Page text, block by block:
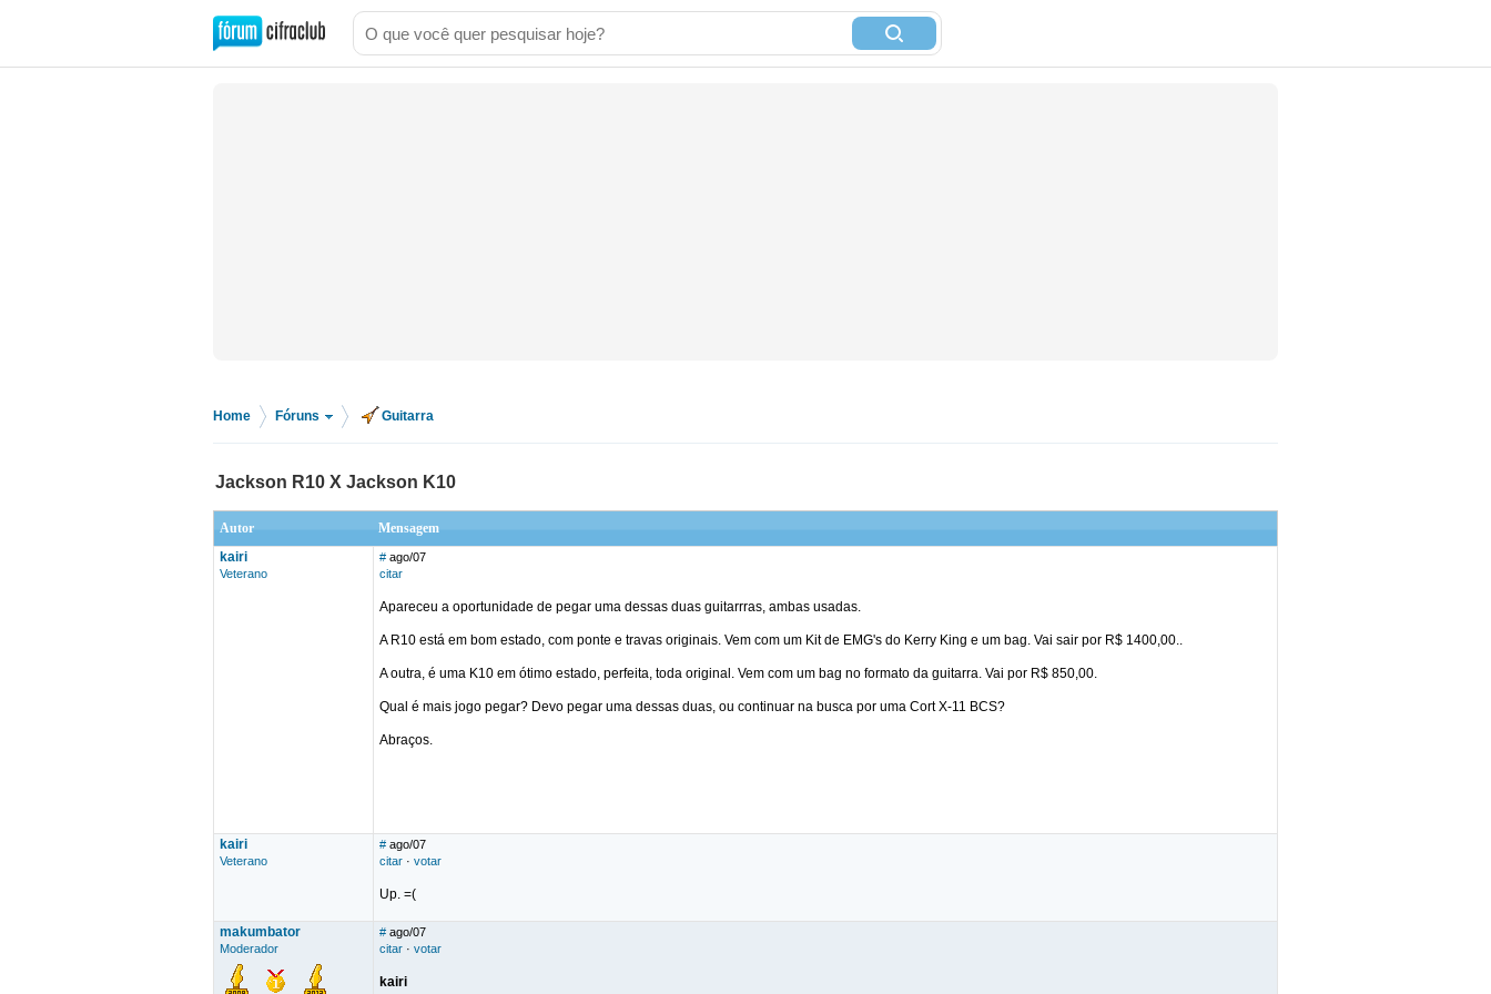
Home Fóruns Guitarra
Jackson R10 X Jackson K10
Autor
Mensagem
kairi
Veterano
# ago/07
citar
Apareceu a oportunidade de pegar uma dessas duas guitarrras, ambas usadas.
A R10 está em bom estado, com ponte e travas originais. Vem com um Kit de EMG's do Kerry King e um bag. Vai sair por R$ 1400,00..
A outra, é uma K10 em ótimo estado, perfeita, toda original. Vem com um bag no formato da guitarra. Vai por R$ 850,00.
Qual é mais jogo pegar? Devo pegar uma dessas duas, ou continuar na busca por uma Cort X-11 BCS?
Abraços.
kairi
Veterano
# ago/07
citar · votar
Up. =(
makumbator
Moderador
# ago/07
citar · votar
kairi